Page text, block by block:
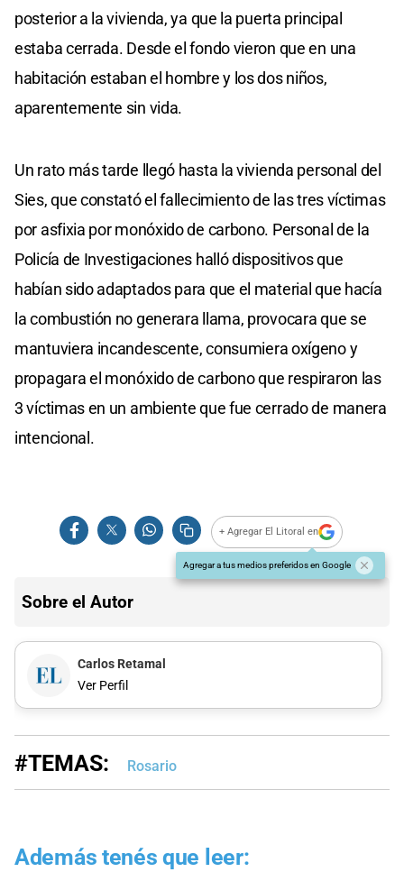
posterior a la vivienda, ya que la puerta principal
estaba cerrada. Desde el fondo vieron que en una
habitación estaban el hombre y los dos niños,
aparentemente sin vida.
Un rato más tarde llegó hasta la vivienda personal del
Sies, que constató el fallecimiento de las tres víctimas
por asfixia por monóxido de carbono. Personal de la
Policía de Investigaciones halló dispositivos que
habían sido adaptados para que el material que hacía
la combustión no generara llama, provocara que se
mantuviera incandescente, consumiera oxígeno y
propagara el monóxido de carbono que respiraron las
3 víctimas en un ambiente que fue cerrado de manera
intencional.
+ Agregar El Litoral en
Agregar a tus medios preferidos en Google
Sobre el Autor
Carlos Retamal
Ver Perfil
#TEMAS: Rosario
Además tenés que leer: